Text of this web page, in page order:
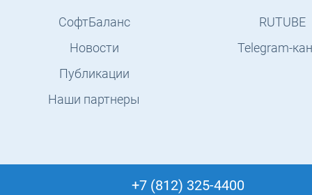
СофтБаланс
Новости
Публикации
Наши партнеры
RUTUBE
Telegram-
+7 (812) 325-4400